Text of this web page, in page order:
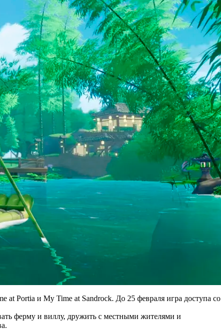
at Portia и My Time at Sandrock. До 25 февраля игра доступа со
ферму и виллу, дружить с местными жителями и